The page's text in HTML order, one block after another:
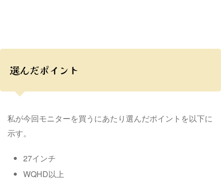
選んだポイント
私が今回モニターを買うにあたり選んだポイントを以下に
示す。
27インチ
WQHD以上